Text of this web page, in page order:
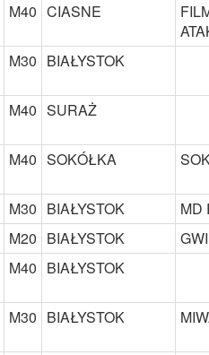
M40 CIASNE
M30 BIAŁYSTOK
M40 SURAŻ
M40 SOKÓŁKA
M30 BIAŁYSTOK
MD
M20 BIAŁYSTOK
M40 BIAŁYSTOK
M30 BIAŁYSTOK